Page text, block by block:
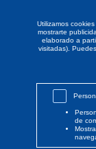
Utilizamos
mostrarte
elaborado a
visitadas).
de
investigación de
La empresa
beneficiaria del
IGUALDAD, para
innovadoras.
ha contado con
Cámara de
Diputación de